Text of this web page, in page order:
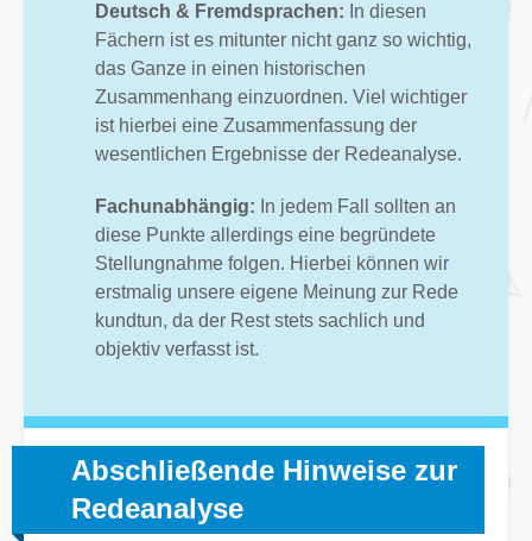
Deutsch & Fremdsprachen: In diesen
Fächern ist es mitunter nicht ganz so wichtig,
das Ganze in einen historischen
Zusammenhang einzuordnen. Viel wichtiger
ist hierbei eine Zusammenfassung der
wesentlichen Ergebnisse der Redeanalyse.
Fachunabhängig: In jedem Fall sollten an
diese Punkte allerdings eine begründete
Stellungnahme folgen. Hierbei können wir
erstmalig unsere eigene Meinung zur Rede
kundtun, da der Rest stets sachlich und
objektiv verfasst ist.
Abschließende Hinweise zur
Redeanalyse